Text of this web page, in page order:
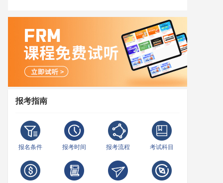
报考指南
报名条件 报考时间 报考流程 考试科目